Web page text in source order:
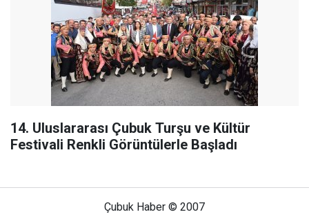
14. Uluslararası Çubuk Turşu ve Kültür
Festivali Renkli Görüntülerle Başladı
Çubuk Haber © 2007